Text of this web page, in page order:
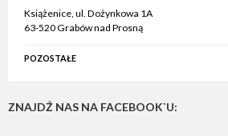
Książenice, ul. Dożynkowa 1A
63-520 Grabów nad Prosną
POZOSTAŁE
ZNAJDŹ NAS NA FACEBOOK`U: